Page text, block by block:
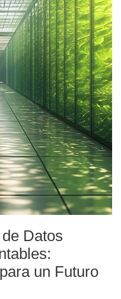
Datos
un Futuro